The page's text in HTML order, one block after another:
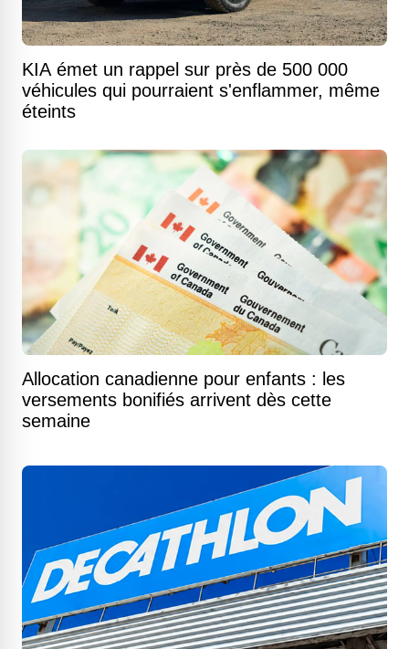
KIA émet un rappel sur près de 500 000
véhicules qui pourraient s'enflammer, même
éteints
Allocation canadienne pour enfants : les
versements bonifiés arrivent dès cette
semaine